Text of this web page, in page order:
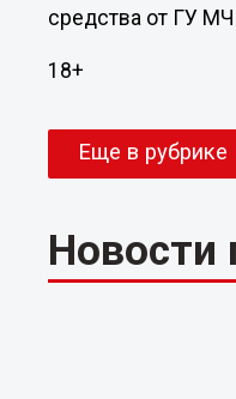
средства от ГУ
18+
Еще в рубрике
Новости